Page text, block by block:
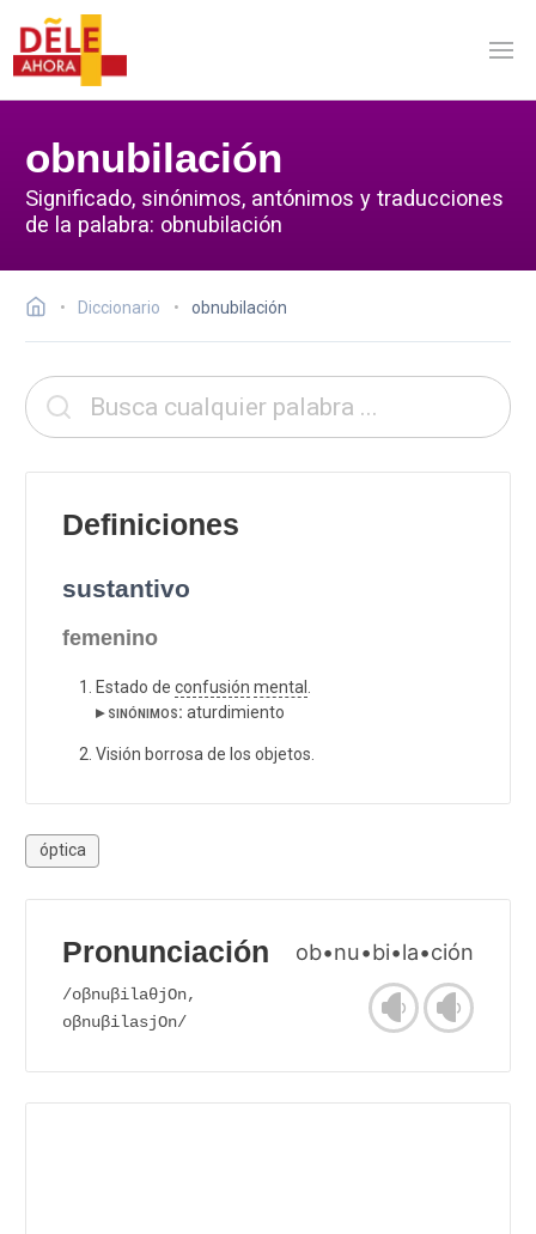
obnubilación
Significado, sinónimos, antónimos y traducciones
de la palabra: obnubilación
Diccionario obnubilación
Definiciones
sustantivo
femenino
Estado de confusión mental
▸ sinónimos: aturdimiento
Visión borrosa de los objetos.
óptica
Pronunciación ob•nu•bi•la•ción
/oβnuβilaθjOn,
oβnuβilasjOn/